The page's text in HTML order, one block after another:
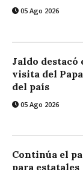
05 Ago 2026
Jaldo destacó
visita del
del país
05 Ago 2026
Continúa el
para estatales